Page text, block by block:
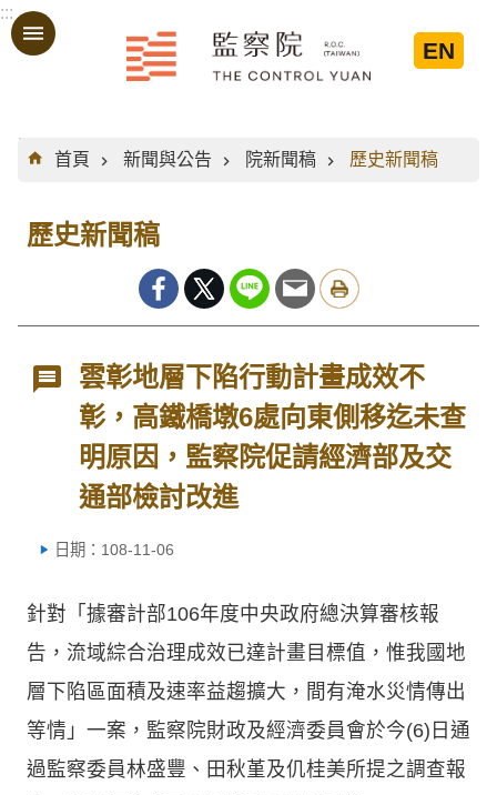
跳到主要內容區塊
:::
EN
:::
首頁
新聞與公告 院新聞稿 歷史新聞稿
歷史新聞稿
雲彰地層下陷行動計畫成效不
彰，高鐵橋墩6處向東側移迄未查
明原因，監察院促請經濟部及交
通部檢討改進
日期：108-11-06
針對「據審計部106年度中央政府總決算審核報
告，流域綜合治理成效已達計畫目標值，惟我國地
層下陷區面積及速率益趨擴大，間有淹水災情傳出
等情」一案，監察院財政及經濟委員會於今(6)日通
過監察委員林盛豐、田秋堇及仉桂美所提之調查報